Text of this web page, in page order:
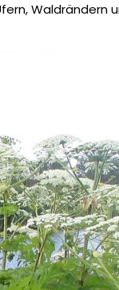
Waldrändern